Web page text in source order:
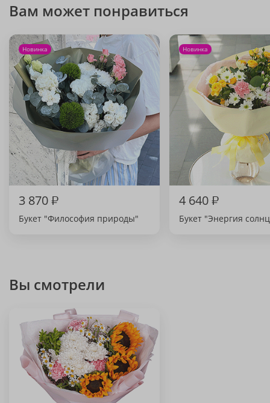
Вам может понравиться
Новинка
3 870₽
Букет "Философия природы"
Новинка
4 640₽
Букет "Энергия
Вы смотрели